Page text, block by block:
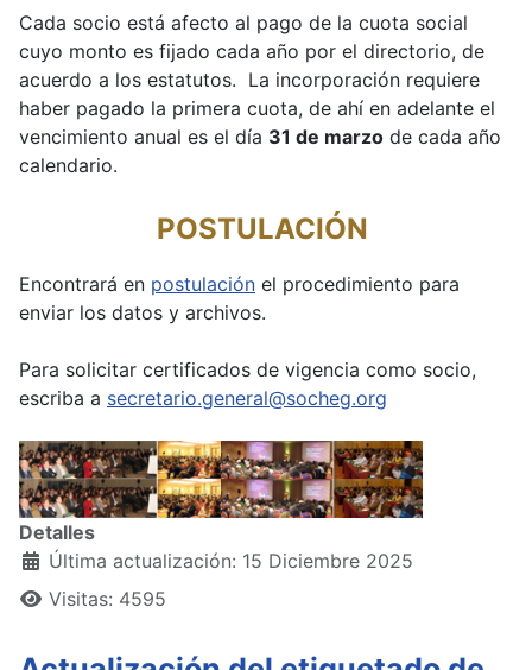
Cada socio está afecto al pago de la cuota social
cuyo monto es fijado cada año por el directorio, de
acuerdo a los estatutos. La incorporación requiere
haber pagado la primera cuota, de ahí en adelante el
vencimiento anual es el día 31 de marzo de cada año
calendario.
POSTULACIÓN
Encontrará en postulación el procedimiento para
enviar los datos y archivos.
Para solicitar certificados de vigencia como socio,
escriba a secretario.general@socheg.org
Detalles
Última actualización: 15 Diciembre 2025
Visitas: 4595